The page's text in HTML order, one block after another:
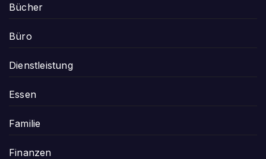
Bücher
Büro
Dienstleistung
Essen
Familie
Finanzen